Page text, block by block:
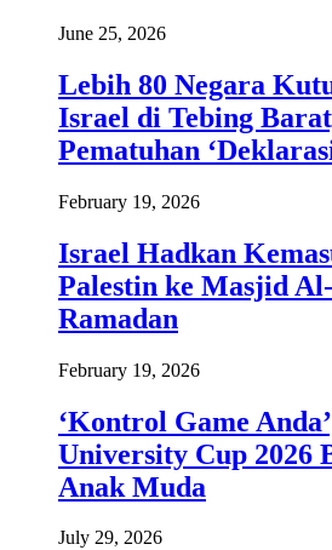
June 25, 2026
Lebih 80 Negara
Israel di Tebing
Pematuhan
February 19, 2026
Israel Hadkan
Palestin ke Masjid
Ramadan
February 19, 2026
‘Kontrol Game
University Cup 2026
Anak Muda
July 29, 2026